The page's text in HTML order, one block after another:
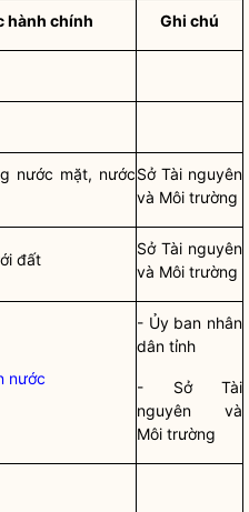
hành chính Ghi chú
nước mặt, nướcSở Tài nguyên
và Môi trường
đất
Sở Tài nguyên
và Môi trường
nước
- Ủy ban nhân
dân tỉnh
- Sở Tài
nguyên và
Môi trường